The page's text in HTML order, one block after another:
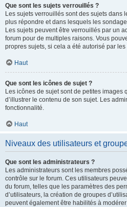
Que sont les sujets verrouillés ?
Les sujets verrouillés sont des sujets dans
plus répondre et dans lesquels les
Les sujets peuvent être verrouillés par un
forum pour de multiples raisons. Vous
propres sujets, si cela a été autorisé par
Haut
Que sont les icônes de sujet ?
Les icônes de sujet sont de petites images
d’illustrer le contenu de son sujet. Les
fonctionnalité.
Haut
Niveaux des utilisateurs et
Que sont les administrateurs ?
Les administrateurs sont les membres
contrôle sur le forum. Ces utilisateurs
du forum, telles que les paramètres des
d’utilisateurs, la création de groupes
peuvent également être habilités à